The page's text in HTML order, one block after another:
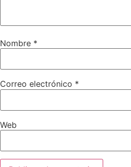
Nombre *
Correo electrónico *
Web